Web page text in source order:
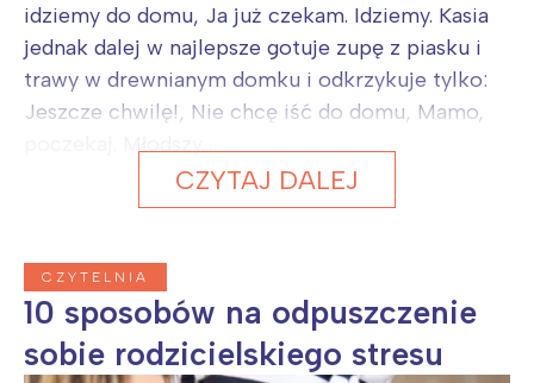
idziemy do domu, Ja już czekam. Idziemy. Kasia
jednak dalej w najlepsze gotuje zupę z piasku i
trawy w drewnianym domku i odkrzykuje tylko:
Jeszcze chwilę!, Nie chcę iść do domu, Mamo,
CZYTAJ DALEJ
CZYTELNIA
10 sposobów na odpuszczenie
sobie rodzicielskiego stresu